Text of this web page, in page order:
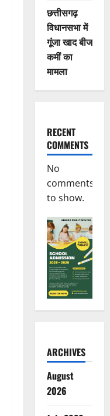
छत्तीसगढ़
विधानसभा में
गूंजा खाद बीज
कमीं का
मामला
RECENT
COMMENTS
No
comments
to show.
ARCHIVES
August
2026